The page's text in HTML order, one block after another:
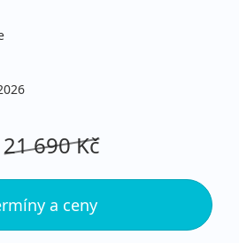
21 690 Kč
a ceny